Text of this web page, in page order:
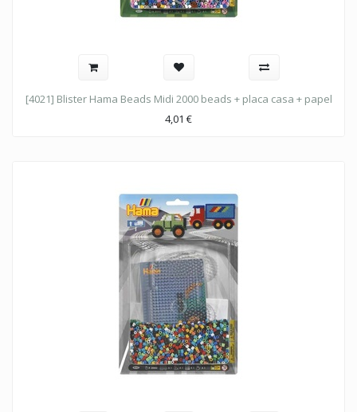
[4021] Blister Hama Beads Midi 2000 beads + placa casa + papel
4,01 €